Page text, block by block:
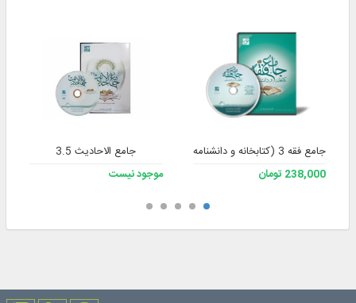
جامع فقه 3 (کتابخانه و دانشنامه تخصصی فقه)
238,000 تومان
جامع الاحادیث 3.5
موجود نیست